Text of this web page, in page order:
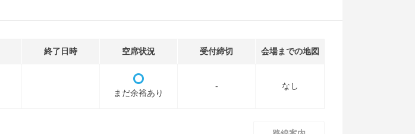
終了日時 空席状況 受付締切 会場までの地図
まだ余裕あり
- なし